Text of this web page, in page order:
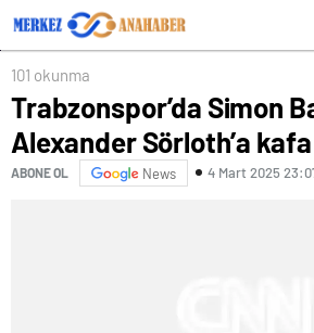
101 okunma
Trabzonspor’da Simon
Alexander Sörloth’a
ABONE OL News 4 Mart 2025